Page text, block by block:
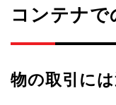
コンテナ
物の取引に